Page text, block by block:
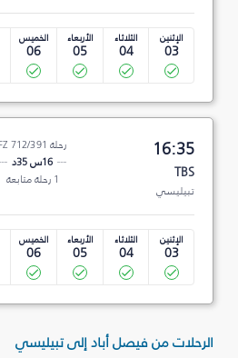
الإثنين
03
الثلاثاء
04
الأربعاء
05
الخميس
06
16:35
TBS
تبيليسي
رحلة FZ 712/391
16س 35د
1 رحلة متابعة
الإثنين
03
الثلاثاء
04
الأربعاء
05
الخميس
06
الرحلات من فيصل أباد إلى تبيليسي